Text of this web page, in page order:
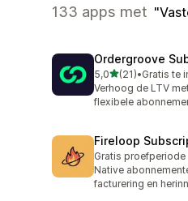
133 apps met
Ordergroove
5,0van 5 sterren
(21)
21 recensies in
•Gratis te
Verhoog de LTV
flexibele
Fireloop
Gratis
Native
facturering en